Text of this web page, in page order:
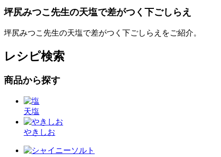
坪尻みつこ先生の天塩で差がつく下ごしらえ
坪尻みつこ先生の天塩で差がつく下ごしらえをご紹介。
レシピ検索
商品から探す
天塩
やきしお